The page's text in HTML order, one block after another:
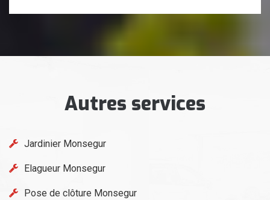
Autres services
Jardinier Monsegur
Elagueur Monsegur
Pose de clôture Monsegur